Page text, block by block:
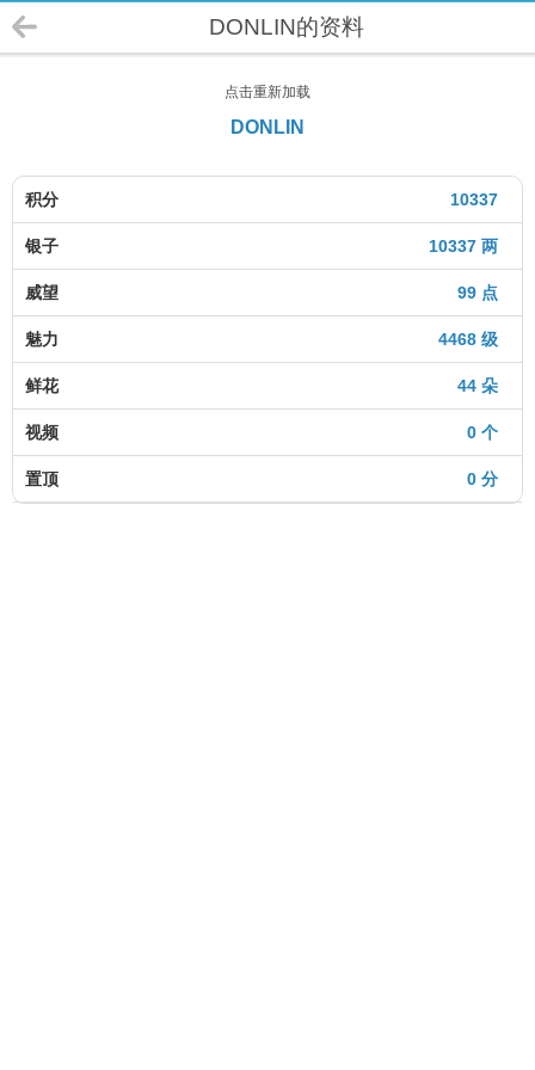
DONLIN的资料
点击重新加载
DONLIN
10337
积分
10337 两
银子
99 点
威望
4468 级
魅力
44 朵
鲜花
0 个
视频
0 分
置顶